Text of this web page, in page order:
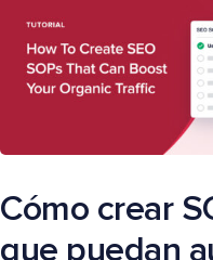
Cómo crear
que puedan